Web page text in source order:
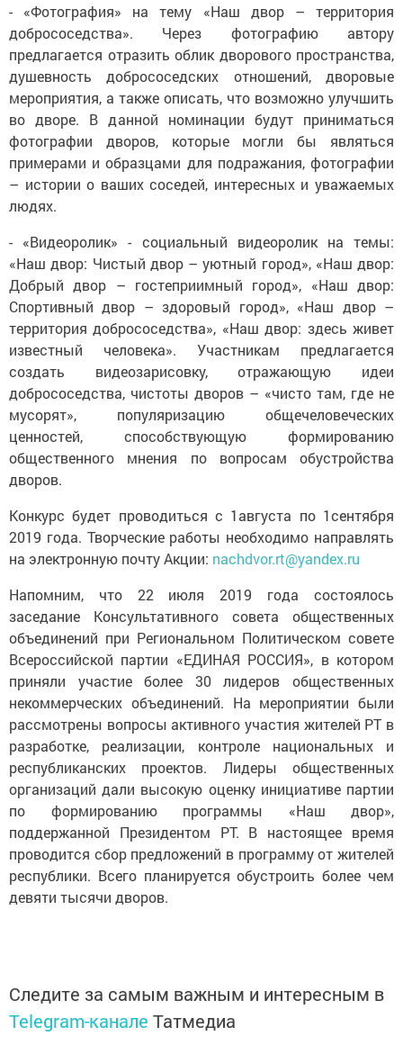
- «Фотография» на тему «Наш двор – территория
добрососедства». Через фотографию автору
предлагается отразить облик дворового пространства,
душевность добрососедских отношений, дворовые
мероприятия, а также описать, что возможно улучшить
во дворе. В данной номинации будут приниматься
фотографии дворов, которые могли бы являться
примерами и образцами для подражания, фотографии
– истории о ваших соседей, интересных и уважаемых
людях.
- «Видеоролик» - социальный видеоролик на темы:
«Наш двор: Чистый двор – уютный город», «Наш двор:
Добрый двор – гостеприимный город», «Наш двор:
Спортивный двор – здоровый город», «Наш двор –
территория добрососедства», «Наш двор: здесь живет
известный человека». Участникам предлагается
создать видеозарисовку, отражающую идеи
добрососедства, чистоты дворов – «чисто там, где не
мусорят», популяризацию общечеловеческих
ценностей, способствующую формированию
общественного мнения по вопросам обустройства
дворов.
Конкурс будет проводиться с 1августа по 1сентября
2019 года. Творческие работы необходимо направлять
на электронную почту Акции: nachdvor.rt@yandex.ru
Напомним, что 22 июля 2019 года состоялось
заседание Консультативного совета общественных
объединений при Региональном Политическом совете
Всероссийской партии «ЕДИНАЯ РОССИЯ», в котором
приняли участие более 30 лидеров общественных
некоммерческих объединений. На мероприятии были
рассмотрены вопросы активного участия жителей РТ в
разработке, реализации, контроле национальных и
республиканских проектов. Лидеры общественных
организаций дали высокую оценку инициативе партии
по формированию программы «Наш двор»,
поддержанной Президентом РТ. В настоящее время
проводится сбор предложений в программу от жителей
республики. Всего планируется обустроить более чем
девяти тысячи дворов.
Следите за самым важным и интересным в
Telegram-канале Татмедиа